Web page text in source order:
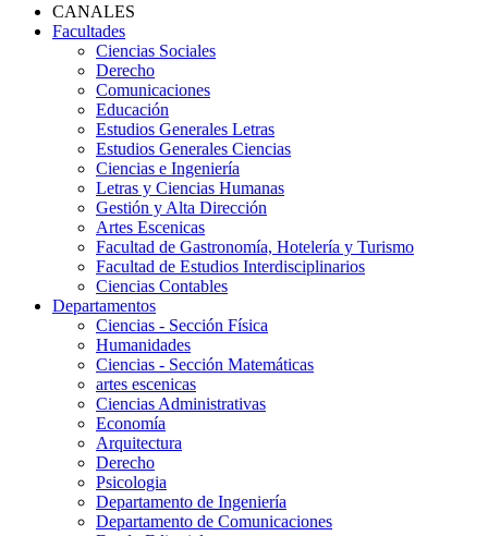
CANALES
Facultades
Ciencias Sociales
Derecho
Comunicaciones
Educación
Estudios Generales Letras
Estudios Generales Ciencias
Ciencias e Ingeniería
Letras y Ciencias Humanas
Gestión y Alta Dirección
Artes Escenicas
Facultad de Gastronomía, Hotelería y Turismo
Facultad de Estudios Interdisciplinarios
Ciencias Contables
Departamentos
Ciencias - Sección Física
Humanidades
Ciencias - Sección Matemáticas
artes escenicas
Ciencias Administrativas
Economía
Arquitectura
Derecho
Psicologia
Departamento de Ingeniería
Departamento de Comunicaciones